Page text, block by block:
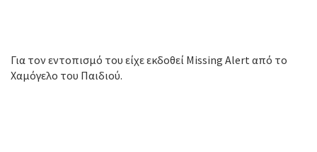
Για τον εντοπισμό του είχε εκδοθεί Missing Alert από το
Χαμόγελο του Παιδιού.